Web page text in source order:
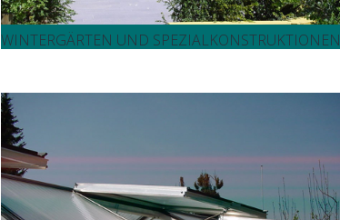
WINTERGÄRTEN UND SPEZIALKONSTRUKTIONEN